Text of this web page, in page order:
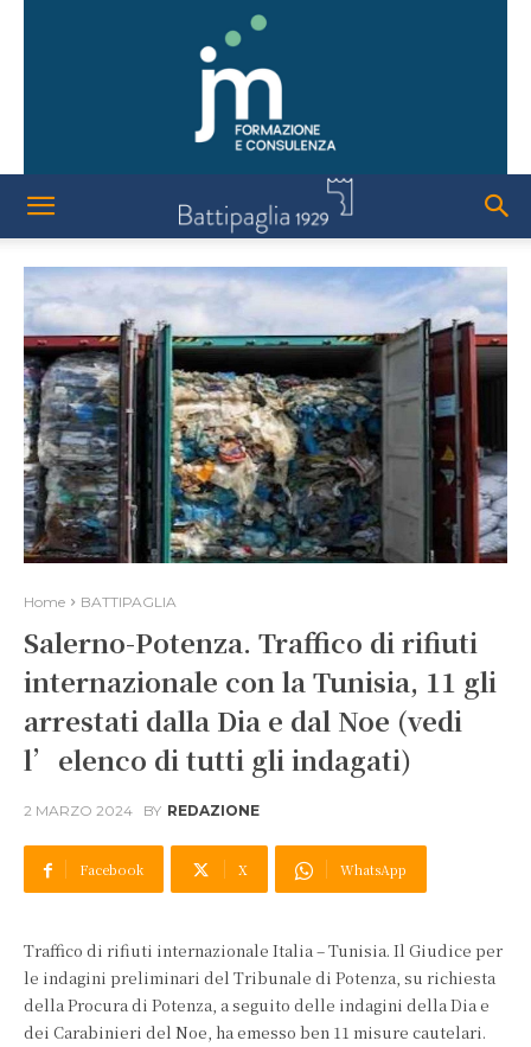
Home BATTIPAGLIA
Salerno-Potenza. Traffico di rifiuti
internazionale con la Tunisia, 11 gli
arrestati dalla Dia e dal Noe (vedi
l’elenco di tutti gli indagati)
2 MARZO 2024 BY REDAZIONE
Facebook X WhatsApp
Traffico di rifiuti internazionale Italia – Tunisia. Il Giudice per
le indagini preliminari del Tribunale di Potenza, su richiesta
della Procura di Potenza, a seguito delle indagini della Dia e
dei Carabinieri del Noe, ha emesso ben 11 misure cautelari.